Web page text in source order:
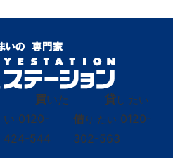
買いた
い 0120-
424-544
貸し たい
借り たい 0120-
302-563